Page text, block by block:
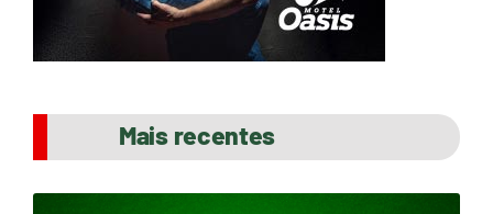
Mais recentes